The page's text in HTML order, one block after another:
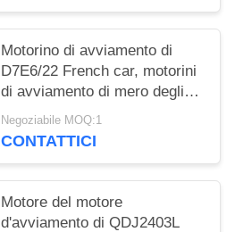
Motorino di avviamento di
D7E6/22 French car, motorini
di avviamento di mero degli
accessori D7E1218-07 12V
8T 0.8KW CW
Negoziabile MOQ:1
CONTATTICI
Motore del motore
d'avviamento di QDJ2403L